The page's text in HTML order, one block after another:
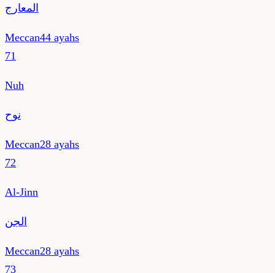
المعارج
Meccan44 ayahs
71
Nuh
نوح
Meccan28 ayahs
72
Al-Jinn
الجن
Meccan28 ayahs
73